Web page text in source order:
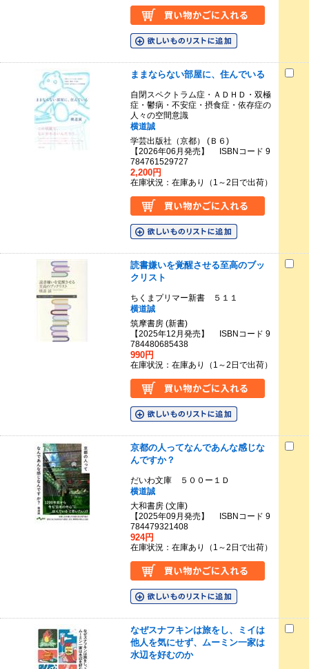
ままならない部屋に、住んでいる
自閉スペクトラム症・ＡＤＨＤ・双極
症・鬱病・不安症・摂食症・依存症の
人々の空間意識
横道誠
学芸出版社（京都） (Ｂ６)
【2026年06月発売】 ISBNコード 9
784761529727
2,200円
在庫状況：在庫あり（1～2日で出荷）
読書嫌いを覚醒させる至高のブッ
クリスト
ちくまプリマー新書 ５１１
横道誠
筑摩書房 (新書)
【2025年12月発売】 ISBNコード 9
784480685438
990円
在庫状況：在庫あり（1～2日で出荷）
京都の人ってなんであんな感じな
んですか？
だいわ文庫 ５００ー１Ｄ
横道誠
大和書房 (文庫)
【2025年09月発売】 ISBNコード 9
784479321408
924円
在庫状況：在庫あり（1～2日で出荷）
なぜスナフキンは旅をし、ミイは
他人を気にせず、ムーミン一家は
水辺を好むのか